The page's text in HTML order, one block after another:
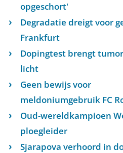
opgeschort'
Degradatie dreigt voor
Frankfurt
Dopingtest brengt
licht
Geen bewijs voor
meldoniumgebruik FC
Oud-wereldkampioen
ploegleider
Sjarapova verhoord in